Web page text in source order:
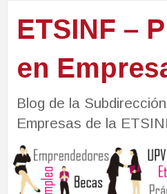
ETSINF –
en
Blog de la
Empresas de la